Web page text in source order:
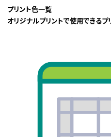
プリント色一覧
オリジナルプリントで使用できる